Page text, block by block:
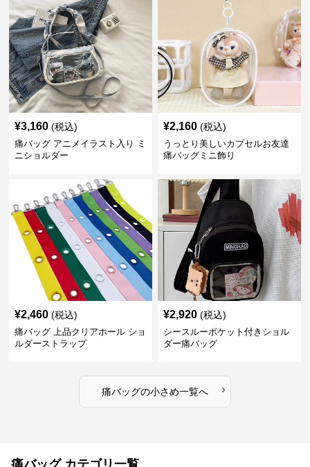
¥3,160 (税込)
痛バッグ アニメイラスト入り ミ
ニショルダー
¥2,160 (税込)
うっとり美しいカプセルお友達
痛バッグミニ飾り
¥2,460 (税込)
痛バッグ 上品クリアホール ショ
ルダーストラップ
¥2,920 (税込)
シースルーポケット付きショル
ダー痛バッグ
痛バッグの小さめ一覧へ ›
痛バッグ カテゴリ一覧